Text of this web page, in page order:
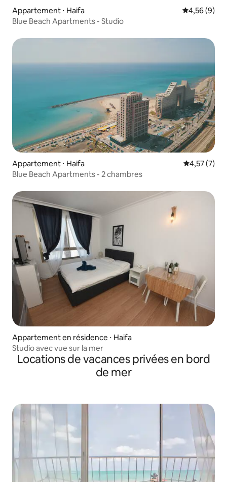
Appartement ⋅ Haifa Évaluation
4,56 (9)
Blue Beach Apartments - Studio
Appartement ⋅ Haifa Évaluation
4,57 (7)
Blue Beach Apartments - 2 chambres
Appartement en résidence ⋅ Haifa
Studio avec vue sur la mer
Locations de vacances privées en bord
de mer